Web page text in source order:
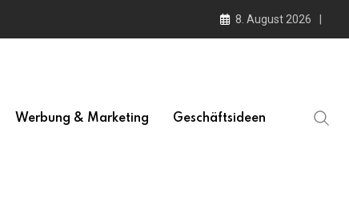
8. August 2026
Werbung & Marketing Geschäftsideen